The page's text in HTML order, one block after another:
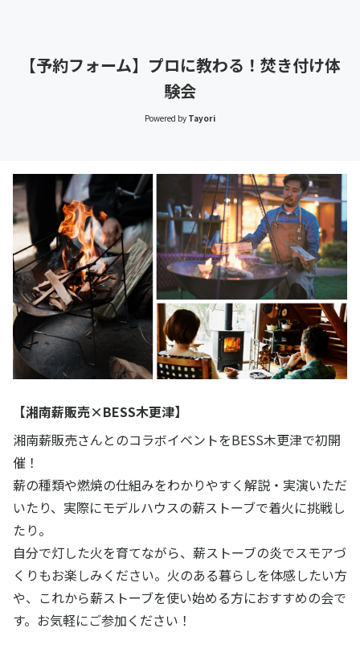
【予約フォーム】プロに教わる！焚き付け体
験会
Powered by Tayori
【湘南薪販売×BESS木更津】
湘南薪販売さんとのコラボイベントをBESS木更津で初開
催！
薪の種類や燃焼の仕組みをわかりやすく解説・実演いただ
いたり、実際にモデルハウスの薪ストーブで着火に挑戦し
たり。
自分で灯した火を育てながら、薪ストーブの炎でスモアづ
くりもお楽しみください。火のある暮らしを体感したい方
や、これから薪ストーブを使い始める方におすすめの会で
す。お気軽にご参加ください！